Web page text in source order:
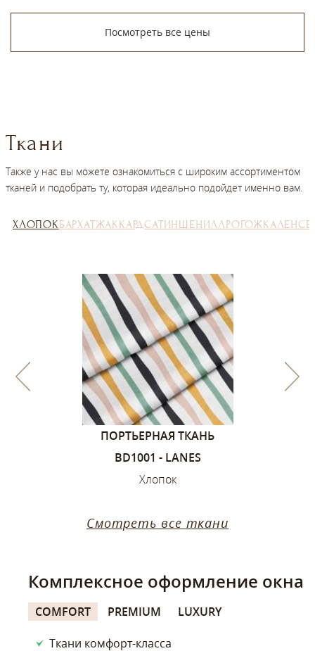
Посмотреть все цены
Ткани
Также у нас вы можете ознакомиться с широким ассортиментом
тканей и подобрать ту, которая идеально подойдет именно вам.
ХЛОПОКБАРХАТЖАККАРДСАТИНШЕНИЛЛРОГОЖКАЛЕН
ПОРТЬЕРНАЯ ТКАНЬ
BD1001 - LANES
Хлопок
Смотреть все ткани
Комплексное оформление окна
COMFORT PREMIUM LUXURY
Ткани комфорт-класса